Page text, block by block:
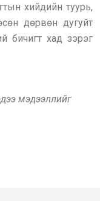
хийдийн туурь,
дөрвөн дугуйт
бичигт хад зэрэг
мэдээллийг